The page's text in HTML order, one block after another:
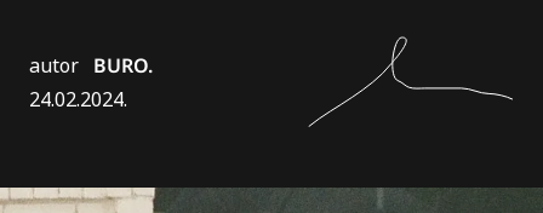
autor BURO.
24.02.2024.